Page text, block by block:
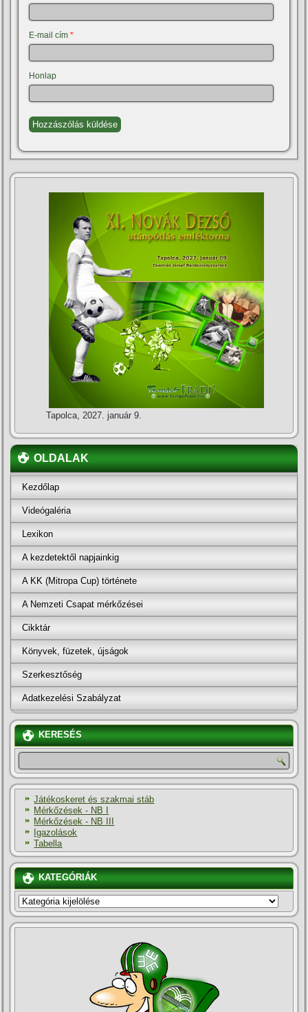
E-mail cím*
Honlap
Tapolca, 2027. január 9.
OLDALAK
Kezdőlap
Videógaléria
Lexikon
A kezdetektől napjainkig
A KK (Mitropa Cup) története
A Nemzeti Csapat mérkőzései
Cikktár
Könyvek, füzetek, újságok
Szerkesztőség
Adatkezelési Szabályzat
KERESÉS
Játékoskeret és szakmai stáb
Mérkőzések - NB I
Mérkőzések - NB III
Igazolások
Tabella
KATEGÓRIÁK
KATEGÓRIÁK